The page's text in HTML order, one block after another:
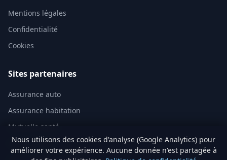
Mentions légales
Confidentialité
Cookies
Sites partenaires
Assurance auto
Assurance habitation
Mutuelle santé
Assurance vie
Nous utilisons des cookies d'analyse (Google Analytics) pour
améliorer votre expérience. Aucune donnée n'est partagée à